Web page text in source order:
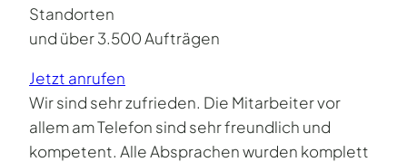
Standorten
und über 3.500 Aufträgen
Jetzt anrufen
Wir sind sehr zufrieden. Die Mitarbeiter vor
allem am Telefon sind sehr freundlich und
kompetent. Alle Absprachen wurden komplett